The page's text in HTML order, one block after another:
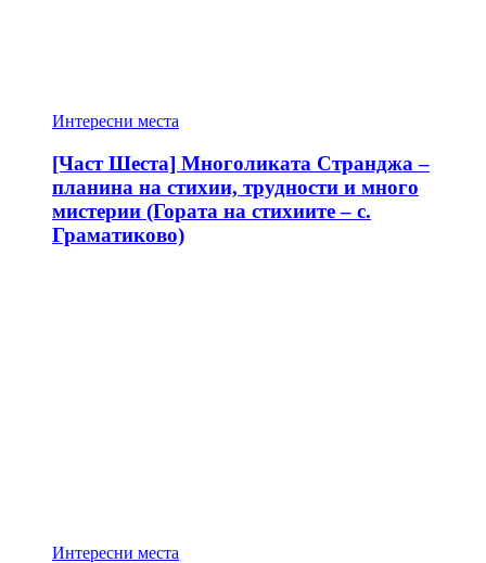
Интересни места
[Част Шеста] Многоликата Странджа –
планина на стихии, трудности и много
мистерии (Гората на стихиите – с.
Граматиково)
Интересни места